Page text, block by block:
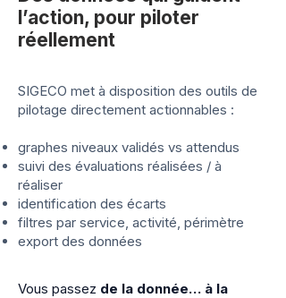
l’action, pour piloter
réellement
SIGECO met à disposition des outils de
pilotage directement actionnables :
graphes niveaux validés vs attendus
suivi des évaluations réalisées / à
réaliser
identification des écarts
filtres par service, activité, périmètre
export des données
Vous passez de la donnée… à la